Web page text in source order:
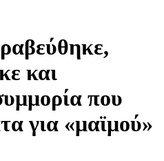
και
που
για «μαϊμού»